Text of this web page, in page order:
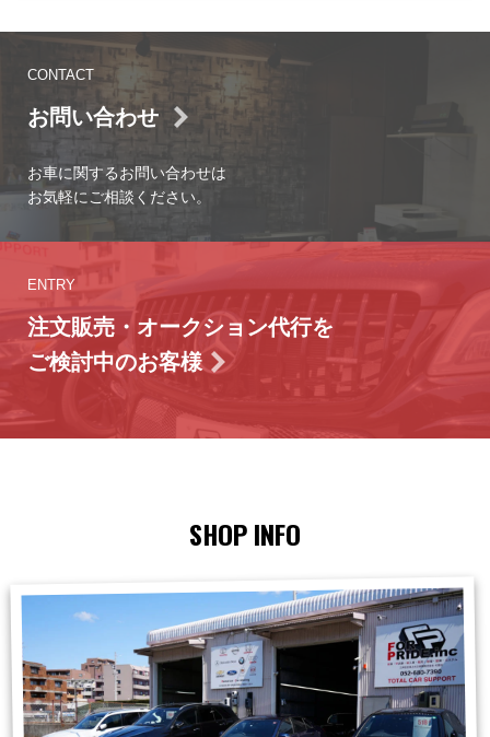
CONTACT
お問い合わせ
お車に関するお問い合わせは
お気軽にご相談ください。
ENTRY
注文販売・オークション代行を
ご検討中のお客様
SHOP INFO